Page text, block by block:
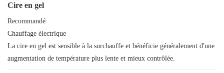
Cire en gel
Recommandé:
Chauffage électrique
La cire en gel est sensible à la surchauffe et bénéficie généralement d'une
augmentation de température plus lente et mieux contrôlée.